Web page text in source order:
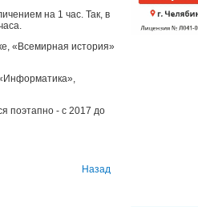
на 1 час. Так, в
«Всемирная история»
поэтапно - с 2017 до
Назад